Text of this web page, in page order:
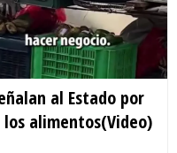
al Estado por
alimentos(Video)